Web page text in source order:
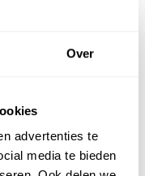
Over
advertenties te
media te bieden